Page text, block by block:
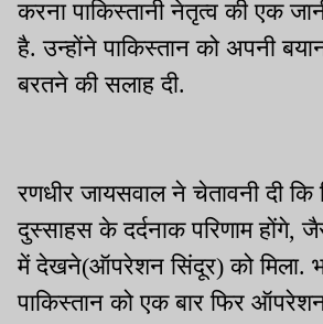
करना पाकिस्तानी नेतृत्व की एक
है. उन्होंने पाकिस्तान को अपनी
बरतने की सलाह दी.
रणधीर जायसवाल ने चेतावनी दी कि
दुस्साहस के दर्दनाक परिणाम होंगे,
में देखने(ऑपरेशन सिंदूर) को मिला.
पाकिस्तान को एक बार फिर